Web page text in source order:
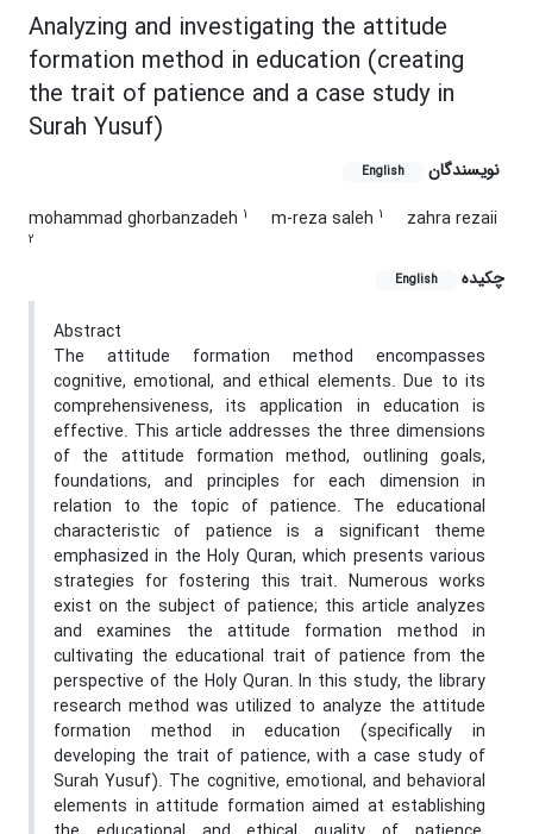
Analyzing and investigating the attitude
formation method in education (creating
the trait of patience and a case study in
Surah Yusuf)
نویسندگان English
mohammad ghorbanzadeh 1 m-reza saleh 1 zahra rezaii
2
چکیده English
Abstract
The attitude formation method encompasses
cognitive, emotional, and ethical elements. Due to its
comprehensiveness, its application in education is
effective. This article addresses the three dimensions
of the attitude formation method, outlining goals,
foundations, and principles for each dimension in
relation to the topic of patience. The educational
characteristic of patience is a significant theme
emphasized in the Holy Quran, which presents various
strategies for fostering this trait. Numerous works
exist on the subject of patience; this article analyzes
and examines the attitude formation method in
cultivating the educational trait of patience from the
perspective of the Holy Quran. In this study, the library
research method was utilized to analyze the attitude
formation method in education (specifically in
developing the trait of patience, with a case study of
Surah Yusuf). The cognitive, emotional, and behavioral
elements in attitude formation aimed at establishing